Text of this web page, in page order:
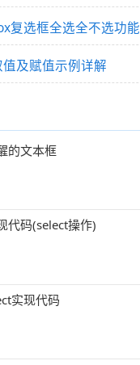
复选框全选全不选功能
及赋值示例详解
的文本框
代码(select操作)
实现代码